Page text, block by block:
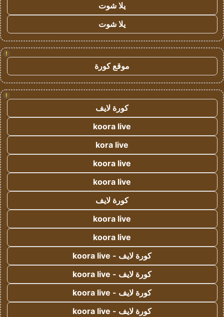
يلا شوت
يلا شوت
!
موقع كورة
!
كورة لايف
koora live
kora live
koora live
koora live
كورة لايف
koora live
koora live
كورة لايف - koora live
كورة لايف - koora live
كورة لايف - koora live
كورة لايف - koora live